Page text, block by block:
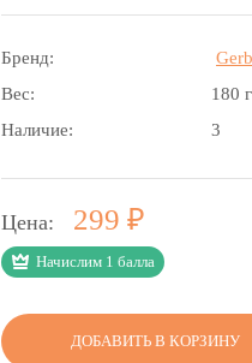
Бренд:
Вес:
180
Наличие:
3
Цена: 299
Начислим 1 балла
ДОБАВИТЬ В КОРЗИНУ